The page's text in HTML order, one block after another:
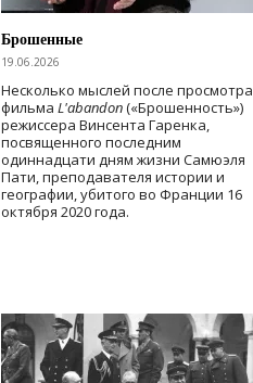
Брошенные
19.06.2026
Несколько мыслей после просмотра
фильма L'abandon(«Брошенность»)
режиссера Винсента Гаренка,
посвященного последним
одиннадцати дням жизни Самюэля
Пати, преподавателя истории и
географии, убитого во Франции 16
октября 2020 года.